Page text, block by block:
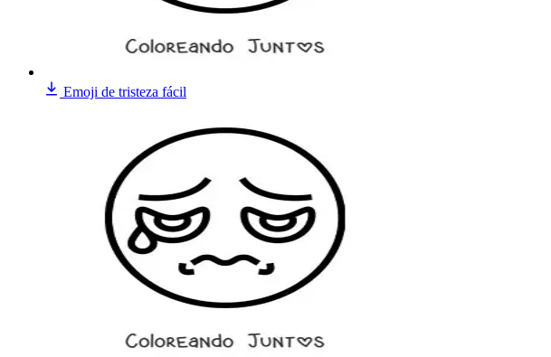
Emoji de tristeza fácil